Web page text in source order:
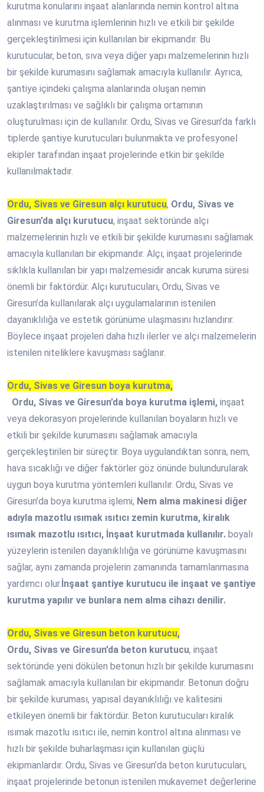
kurutma konularını inşaat alanlarında nemin kontrol altına
alınması ve kurutma işlemlerinin hızlı ve etkili bir şekilde
gerçekleştirilmesi için kullanılan bir ekipmandır. Bu
kurutucular, beton, sıva veya diğer yapı malzemelerinin hızlı
bir şekilde kurumasını sağlamak amacıyla kullanılır. Ayrıca,
şantiye içindeki çalışma alanlarında oluşan nemin
uzaklaştırılması ve sağlıklı bir çalışma ortamının
oluşturulması için de kullanılır. Ordu, Sivas ve Giresun’da farklı
tiplerde şantiye kurutucuları bulunmakta ve profesyonel
ekipler tarafından inşaat projelerinde etkin bir şekilde
kullanılmaktadır.
Ordu, Sivas ve Giresun alçı kurutucu, Ordu, Sivas ve
Giresun’da alçı kurutucu, inşaat sektöründe alçı
malzemelerinin hızlı ve etkili bir şekilde kurumasını sağlamak
amacıyla kullanılan bir ekipmandır. Alçı, inşaat projelerinde
sıklıkla kullanılan bir yapı malzemesidir ancak kuruma süresi
önemli bir faktördür. Alçı kurutucuları, Ordu, Sivas ve
Giresun’da kullanılarak alçı uygulamalarının istenilen
dayanıklılığa ve estetik görünüme ulaşmasını hızlandırır.
Böylece inşaat projeleri daha hızlı ilerler ve alçı malzemelerin
istenilen niteliklere kavuşması sağlanır.
Ordu, Sivas ve Giresun boya kurutma,
Ordu, Sivas ve Giresun’da boya kurutma işlemi, inşaat
veya dekorasyon projelerinde kullanılan boyaların hızlı ve
etkili bir şekilde kurumasını sağlamak amacıyla
gerçekleştirilen bir süreçtir. Boya uygulandıktan sonra, nem,
hava sıcaklığı ve diğer faktörler göz önünde bulundurularak
uygun boya kurutma yöntemleri kullanılır. Ordu, Sivas ve
Giresun’da boya kurutma işlemi, Nem alma makinesi diğer
adıyla mazotlu ısımak ısıtıcı zemin kurutma, kiralık
ısımak mazotlu ısıtıcı, İnşaat kurutmada kullanılır. boyalı
yüzeylerin istenilen dayanıklılığa ve görünüme kavuşmasını
sağlar, aynı zamanda projelerin zamanında tamamlanmasına
yardımcı olur. İnşaat şantiye kurutucu ile inşaat ve şantiye
kurutma yapılır ve bunlara nem alma cihazı denilir.
Ordu, Sivas ve Giresun beton kurutucu,
Ordu, Sivas ve Giresun’da beton kurutucu, inşaat
sektöründe yeni dökülen betonun hızlı bir şekilde kurumasını
sağlamak amacıyla kullanılan bir ekipmandır. Betonun doğru
bir şekilde kuruması, yapısal dayanıklılığı ve kalitesini
etkileyen önemli bir faktördür. Beton kurutucuları kiralık
ısımak mazotlu ısıtıcı ile, nemin kontrol altına alınması ve
hızlı bir şekilde buharlaşması için kullanılan güçlü
ekipmanlardır. Ordu, Sivas ve Giresun’da beton kurutucuları,
inşaat projelerinde betonun istenilen mukavemet değerlerine